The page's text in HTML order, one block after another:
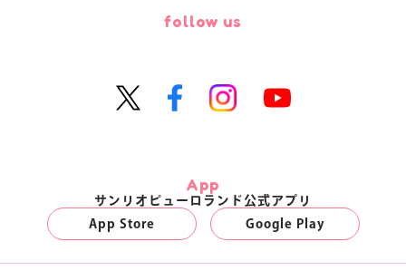
follow us
App
サンリオピューロランド公式アプリ
App Store
Google Play